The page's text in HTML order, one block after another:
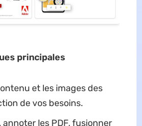
principales
et les images des
de vos besoins.
annoter les PDF, fusionner